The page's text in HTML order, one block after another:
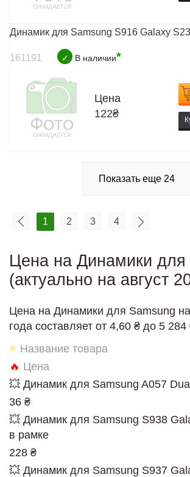
Динамик для Samsung S916 Galaxy
161191 ✓ В наличии*
Цена
122₴
Показать еще 24
1 2 3 4
Цена на Динамики для
(актуально на август
Цена на Динамики для Samsung
года составляет от 4,60 ₴ до 5 284
⭐ Название товара
🔥 Цена
💥 Динамик для Samsung A057
36 ₴
💥 Динамик для Samsung S938
в рамке
228 ₴
💥 Динамик для Samsung S937